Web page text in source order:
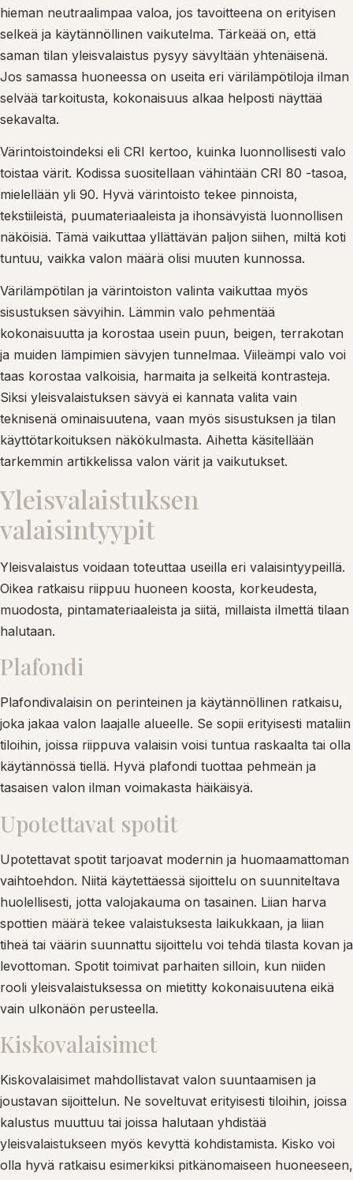
hieman neutraalimpaa valoa, jos tavoitteena on erityisen
selkeä ja käytännöllinen vaikutelma. Tärkeää on, että
saman tilan yleisvalaistus pysyy sävyltään yhtenäisenä.
Jos samassa huoneessa on useita eri värilämpötiloja ilman
selvää tarkoitusta, kokonaisuus alkaa helposti näyttää
sekavalta.
Värintoistoindeksi eli CRI kertoo, kuinka luonnollisesti valo
toistaa värit. Kodissa suositellaan vähintään CRI 80 -tasoa,
mielellään yli 90. Hyvä värintoisto tekee pinnoista,
tekstiileistä, puumateriaaleista ja ihonsävyistä luonnollisen
näköisiä. Tämä vaikuttaa yllättävän paljon siihen, miltä koti
tuntuu, vaikka valon määrä olisi muuten kunnossa.
Värilämpötilan ja värintoiston valinta vaikuttaa myös
sisustuksen sävyihin. Lämmin valo pehmentää
kokonaisuutta ja korostaa usein puun, beigen, terrakotan
ja muiden lämpimien sävyjen tunnelmaa. Viileämpi valo voi
taas korostaa valkoisia, harmaita ja selkeitä kontrasteja.
Siksi yleisvalaistuksen sävyä ei kannata valita vain
teknisenä ominaisuutena, vaan myös sisustuksen ja tilan
käyttötarkoituksen näkökulmasta. Aihetta käsitellään
tarkemmin artikkelissa valon värit ja vaikutukset.
Yleisvalaistuksen
valaisintyypit
Yleisvalaistus voidaan toteuttaa useilla eri valaisintyypeillä.
Oikea ratkaisu riippuu huoneen koosta, korkeudesta,
muodosta, pintamateriaaleista ja siitä, millaista ilmettä tilaan
halutaan.
Plafondi
Plafondivalaisin on perinteinen ja käytännöllinen ratkaisu,
joka jakaa valon laajalle alueelle. Se sopii erityisesti mataliin
tiloihin, joissa riippuva valaisin voisi tuntua raskaalta tai olla
käytännössä tiellä. Hyvä plafondi tuottaa pehmeän ja
tasaisen valon ilman voimakasta häikäisyä.
Upotettavat spotit
Upotettavat spotit tarjoavat modernin ja huomaamattoman
vaihtoehdon. Niitä käytettäessä sijoittelu on suunniteltava
huolellisesti, jotta valojakauma on tasainen. Liian harva
spottien määrä tekee valaistuksesta laikukkaan, ja liian
tiheä tai väärin suunnattu sijoittelu voi tehdä tilasta kovan ja
levottoman. Spotit toimivat parhaiten silloin, kun niiden
rooli yleisvalaistuksessa on mietitty kokonaisuutena eikä
vain ulkonäön perusteella.
Kiskovalaisimet
Kiskovalaisimet mahdollistavat valon suuntaamisen ja
joustavan sijoittelun. Ne soveltuvat erityisesti tiloihin, joissa
kalustus muuttuu tai joissa halutaan yhdistää
yleisvalaistukseen myös kevyttä kohdistamista. Kisko voi
olla hyvä ratkaisu esimerkiksi pitkänomaiseen huoneeseen,